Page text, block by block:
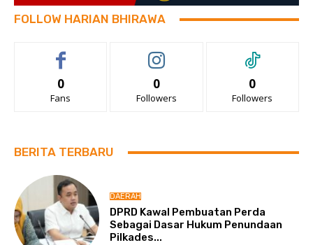
FOLLOW HARIAN BHIRAWA
0
Fans
0
Followers
0
Followers
BERITA TERBARU
DAERAH
DPRD Kawal Pembuatan Perda
Sebagai Dasar Hukum Penundaan
Pilkades...